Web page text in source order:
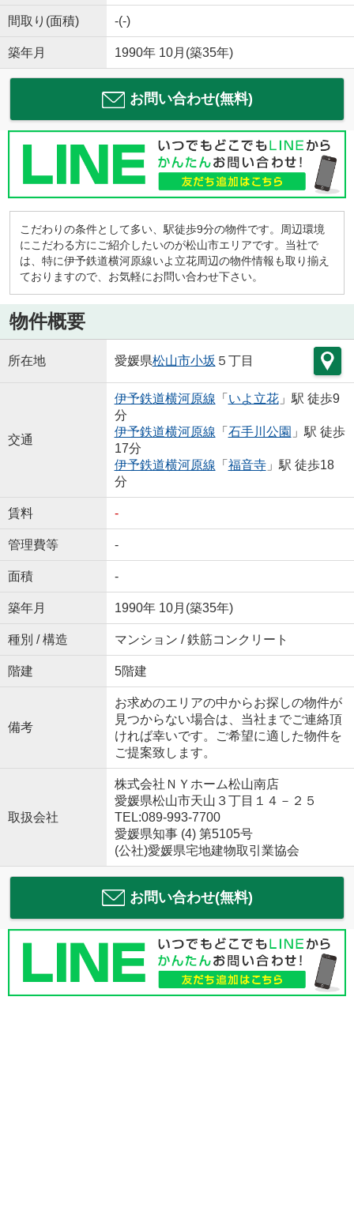
間取り(面積) -(-)
築年月 1990年 10月(築35年)
お問い合わせ(無料)
こだわりの条件として多い、駅徒歩9分の物件です。周辺環境
にこだわる方にご紹介したいのが松山市エリアです。当社で
は、特に伊予鉄道横河原線いよ立花周辺の物件情報も取り揃え
ておりますので、お気軽にお問い合わせ下さい。
物件概要
所在地 愛媛県松山市小坂 ５丁目
交通
伊予鉄道横河原線 「 いよ立花」駅 徒歩9
分
伊予鉄道横河原線 「 石手川公園 」駅 徒歩
17分
伊予鉄道横河原線 「 福音寺」駅 徒歩18
分
賃料 -
管理費等 -
面積 -
築年月 1990年 10月(築35年)
種別 / 構造 マンション / 鉄筋コンクリート
階建 5階建
備考
お求めのエリアの中からお探しの物件が
見つからない場合は、当社までご連絡頂
ければ幸いです。ご希望に適した物件を
ご提案致します。
取扱会社
株式会社ＮＹホーム松山南店
愛媛県松山市天山３丁目１４－２５
TEL:089-993-7700
愛媛県知事 (4) 第5105号
(公社)愛媛県宅地建物取引業協会
お問い合わせ(無料)